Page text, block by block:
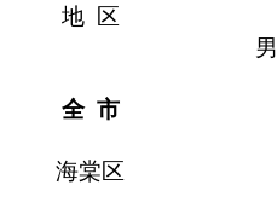
地 区
男
全 市
海棠区